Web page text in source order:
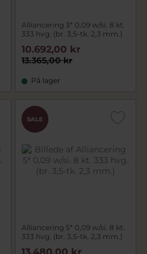
Alliancering 3* 0,09 w/si. 8 kt.
333 hvg. (br. 3,5-tk. 2,3 mm.)
13.365,00 kr
10.692,00 kr
På lager
SALE
Alliancering 5* 0,09 w/si. 8 kt.
333 hvg. (br. 3,5-tk. 2,3 mm.)